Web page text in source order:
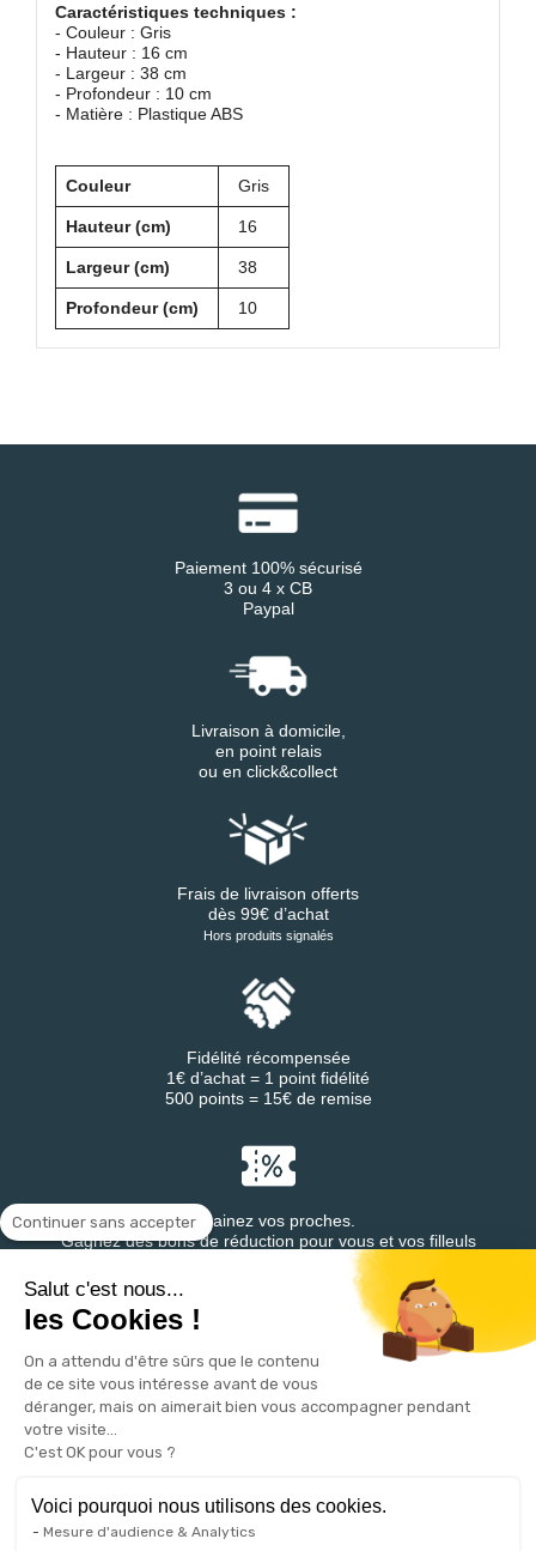
Continuer sans accepter
Salut c'est nous...
les Cookies !
On a attendu d'être sûrs que le contenu
de ce site vous intéresse avant de vous
déranger, mais on aimerait bien vous accompagner pendant
votre visite...
C'est OK pour vous ?
Voici pourquoi nous utilisons des cookies.
Mesure d'audience & Analytics
Caractéristiques techniques :
- Couleur : Gris
- Hauteur : 16 cm
- Largeur : 38 cm
- Profondeur : 10 cm
- Matière : Plastique ABS
Couleur Gris
Hauteur (cm) 16
Largeur (cm) 38
Profondeur (cm) 10
Paiement 100% sécurisé
3 ou 4 x CB
Paypal
Livraison à domicile,
en point relais
ou en click&collect
Frais de livraison offerts
dès 99€ d’achat
Hors produits signalés
Fidélité récompensée
1€ d’achat = 1 point fidélité
500 points = 15€ de remise
Parrainez vos proches.
Gagnez des bons de réduction pour vous et vos filleuls
Retrouvez DESTINEA® sur